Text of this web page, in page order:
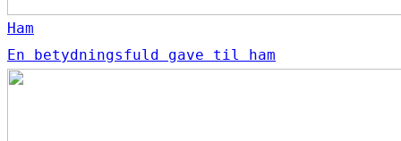
Ham
En betydningsfuld gave til ham